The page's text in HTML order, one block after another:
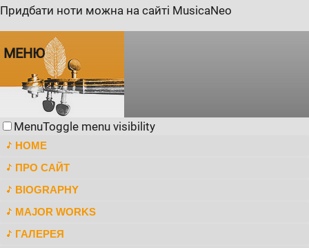
Придбати ноти можна на сайті MusicaNeo
МЕНЮ
MenuToggle menu visibility
HOME
ПРО САЙТ
BIOGRAPHY
MAJOR WORKS
ГАЛЕРЕЯ